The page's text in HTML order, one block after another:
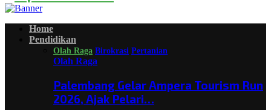
Home
Pendidikan
Olah Raga Birokrasi Pertanian
Olah Raga
Palembang Gelar Ampera Tourism Run
2026, Ajak Pelari…